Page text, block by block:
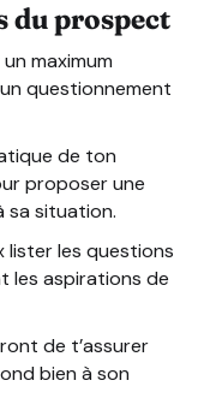
du prospect
maximum
questionnement
de ton
proposer une
sa situation.
les questions
les aspirations de
de t’assurer
bien à son